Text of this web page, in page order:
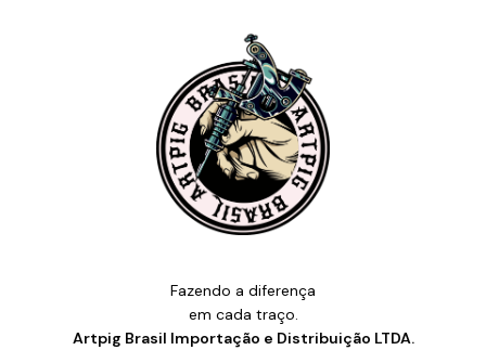
Fazendo a diferença
em cada traço.
Artpig Brasil Importação e Distribuição LTDA.